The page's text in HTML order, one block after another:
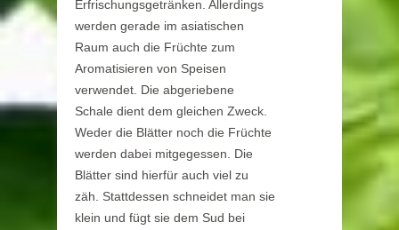
Erfrischungsgetränken. Allerdings
werden gerade im asiatischen
Raum auch die Früchte zum
Aromatisieren von Speisen
verwendet. Die abgeriebene
Schale dient dem gleichen Zweck.
Weder die Blätter noch die Früchte
werden dabei mitgegessen. Die
Blätter sind hierfür auch viel zu
zäh. Stattdessen schneidet man sie
klein und fügt sie dem Sud bei